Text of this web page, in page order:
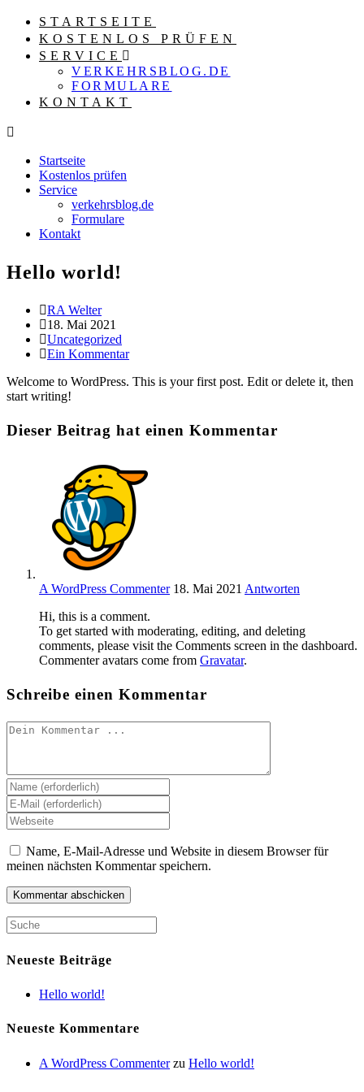
Zum
springen
STARTSEITE
KOSTENLOS PRÜFEN
SERVICE
VERKEHRSBLOG.DE
FORMULARE
KONTAKT
Startseite
Kostenlos prüfen
Service
verkehrsblog.de
Formulare
Kontakt
Hello world!
Beitrags-
Autor:
RA Welter
Beitrag
veröffentlicht:
18. Mai 2021
Beitrags-
Kategorie:
Uncategorized
Beitrags-
Ein Kommentar
Welcome to WordPress. This is your first post. Edit or delete it, then
start writing!
Dieser Beitrag hat einen Kommentar
A WordPress Commenter 18. Mai 2021 Antworten
Hi, this is a comment.
To get started with moderating, editing, and deleting
comments, please visit the Comments screen in the dashboard.
Commenter avatars come from Gravatar.
Schreibe einen Kommentar
Kommentieren
Gib
deinen
Namen
oder
Benutzernamen
zum
Kommentieren
ein
Gib
deine
E-
Mail-
Adresse
zum
Kommentieren
ein
Gib
deine
Website-
URL
(optional)
Name, E-Mail-Adresse und Website in diesem Browser für
meinen nächsten Kommentar speichern.
Neueste Beiträge
Hello world!
Neueste Kommentare
A WordPress Commenterzu Hello world!